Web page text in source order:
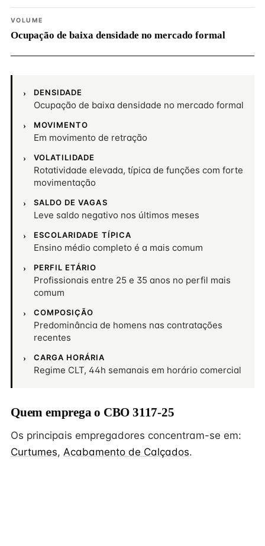
VOLUME
Ocupação de baixa densidade no mercado formal
DENSIDADE
Ocupação de baixa densidade no mercado formal
MOVIMENTO
Em movimento de retração
VOLATILIDADE
Rotatividade elevada, típica de funções com forte
movimentação
SALDO DE VAGAS
Leve saldo negativo nos últimos meses
ESCOLARIDADE TÍPICA
Ensino médio completo é a mais comum
PERFIL ETÁRIO
Profissionais entre 25 e 35 anos no perfil mais
comum
COMPOSIÇÃO
Predominância de homens nas contratações
recentes
CARGA HORÁRIA
Regime CLT, 44h semanais em horário comercial
Quem emprega o CBO 3117-25
Os principais empregadores concentram-se em:
Curtumes, Acabamento de Calçados.